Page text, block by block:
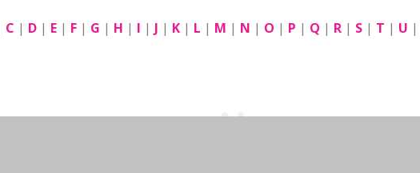
C | D| E| F| G | H | I | J | K| L | M | N | O | P | Q | R| S| T | U